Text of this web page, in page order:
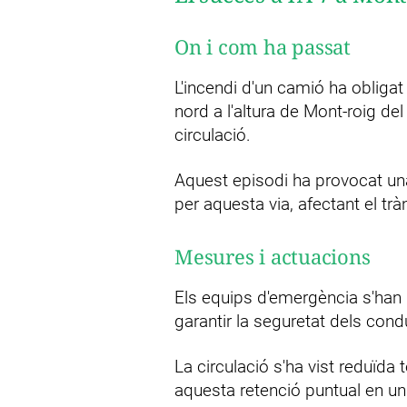
On i com ha passat
L'incendi d'un camió ha
nord a l'altura de Mont-roig
circulació.
Aquest episodi ha provocat
per aquesta via, afectant el
Mesures i actuacions
Els equips d'emergència
garantir la seguretat dels
La circulació s'ha vist reduïda
aquesta retenció puntual en